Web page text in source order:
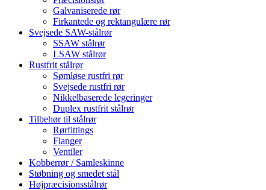
Galvaniserede rør
Firkantede og rektangulære rør
Svejsede SAW-stålrør
SSAW stålrør
LSAW stålrør
Rustfrit stålrør
Sømløse rustfri rør
Svejsede rustfri rør
Nikkelbaserede legeringer
Duplex rustfrit stålrør
Tilbehør til stålrør
Rørfittings
Flanger
Ventiler
Kobberrør / Samleskinne
Støbning og smedet stål
Højpræcisionsstålrør